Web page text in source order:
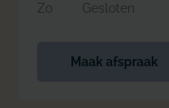
Zo
Gesloten
Maak afspraak